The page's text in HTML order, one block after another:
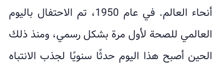
أنحاء العالم. في عام 1950، تم الاحتفال باليوم
العالمي للصحة لأول مرة بشكل رسمي، ومنذ ذلك
الحين أصبح هذا اليوم حدثًا سنويًا لجذب الانتباه